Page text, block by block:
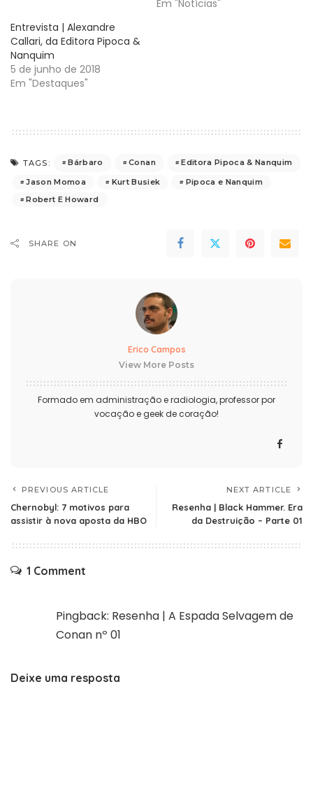
Em "Notícias"
Entrevista | Alexandre
Callari, da Editora Pipoca &
Nanquim
5 de junho de 2018
Em "Destaques"
TAGS: Bárbaro Conan
Editora Pipoca & Nanquim
Jason Momoa
Kurt Busiek
Pipoca e Nanquim
Robert E Howard
SHARE ON
Erico Campos
View More Posts
Formado em administração e radiologia, professor por
vocação e geek de coração!
PREVIOUS ARTICLE
Chernobyl: 7 motivos para
assistir à nova aposta da HBO
NEXT ARTICLE
Resenha | Black Hammer. Era
da Destruição – Parte 01
1 Comment
Pingback: Resenha | A Espada Selvagem de
Conan nº 01
Deixe uma resposta